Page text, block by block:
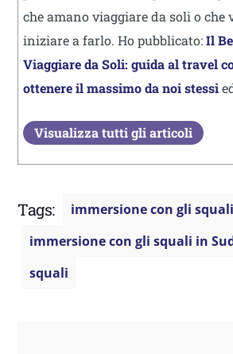
che amano viaggiare da soli o che
iniziare a farlo. Ho pubblicato:Il
Viaggiare da Soli: guida al travel
ottenere il massimo da noi stessi
Visualizza tutti gli articoli
Tags:
immersione con gli squali
immersione con gli squali in
squali